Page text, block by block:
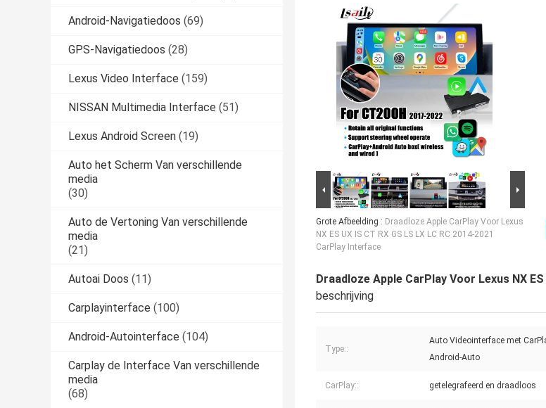
Android-Navigatiedoos (69)
GPS-Navigatiedoos (28)
Lexus Video Interface (159)
NISSAN Multimedia Interface (51)
Lexus Android Screen (19)
Auto het Scherm Van verschillende
media
(30)
Auto de Vertoning Van verschillende
media
(21)
Autoai Doos (11)
Carplayinterface (100)
Android-Autointerface (104)
Carplay de Interface Van verschillende
media
(68)
Grote Afbeelding : Draadloze Apple CarPlay Voor Lexus
NX ES UX IS CT ​​RX GS LS LX LC RC 2014-2021
CarPlay Interface
Draadloze Apple CarPlay Voor Lexus NX
beschrijving
Type::
Auto Videointerface met
Android-Auto
CarPlay:: getelegrafeerd en draadloos